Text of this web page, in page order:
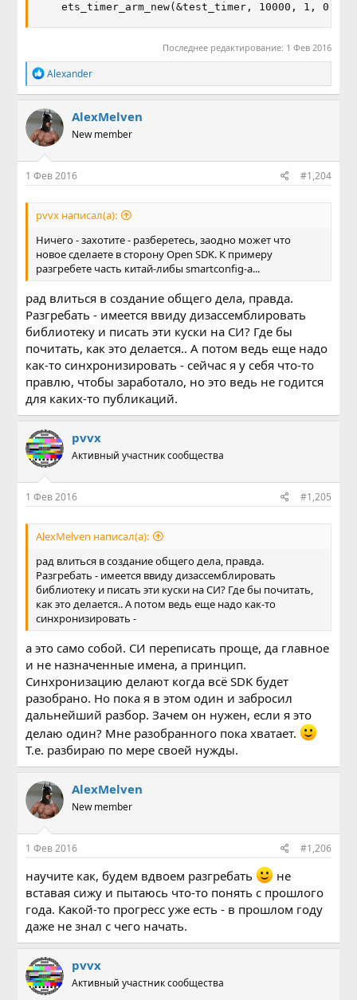
ets_timer_arm_new(&test_timer, 10000, 1, 0);
Последнее редактирование: 1 Фев 2016
Р
е
а
к
ц
и
и
:
Alexander
AlexMelven
New member
1 Фев 2016 #1,204
pvvx написал(а):
Ничего - захотите - разберетесь, заодно может что
новое сделаете в сторону Open SDK. К примеру
разгребете часть китай-либы smartconfig-а...
рад влиться в создание общего дела, правда.
Разгребать - имеется ввиду дизассемблировать
библиотеку и писать эти куски на СИ? Где бы
почитать, как это делается.. А потом ведь еще надо
как-то синхронизировать - сейчас я у себя что-то
правлю, чтобы заработало, но это ведь не годится
для каких-то публикаций.
pvvx
Активный участник сообщества
1 Фев 2016 #1,205
AlexMelven написал(а):
рад влиться в создание общего дела, правда.
Разгребать - имеется ввиду дизассемблировать
библиотеку и писать эти куски на СИ? Где бы почитать,
как это делается.. А потом ведь еще надо как-то
синхронизировать -
а это само собой. СИ переписать проще, да главное
и не назначенные имена, а принцип.
Синхронизацию делают когда всё SDK будет
разобрано. Но пока я в этом один и забросил
дальнейший разбор. Зачем он нужен, если я это
делаю один? Мне разобранного пока хватает.
Т.е. разбираю по мере своей нужды.
AlexMelven
New member
1 Фев 2016 #1,206
научите как, будем вдвоем разгребать
не
вставая сижу и пытаюсь что-то понять с прошлого
года. Какой-то прогресс уже есть - в прошлом году
даже не знал с чего начать.
pvvx
Активный участник сообщества